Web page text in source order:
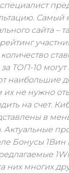
сайта –
ТОП-10
наибольшие
не нужно
на счет.
в
Актуальные
Бонусы
них многих